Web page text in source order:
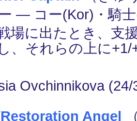
― コー(Kor)・騎
場に出たとき、支
、それらの上に
Ovchinnikova (24/
Angel